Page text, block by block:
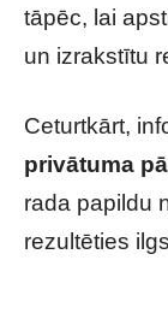
tāpēc, lai
un izrakstītu
Ceturtkārt,
privātuma
rada papildu
rezultēties